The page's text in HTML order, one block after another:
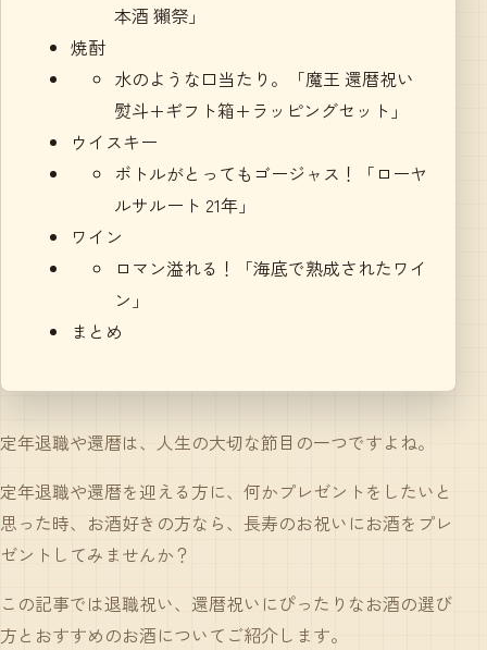
本酒 獺祭」
焼酎
水のような口当たり。「魔王 還暦祝い
熨斗+ギフト箱+ラッピングセット」
ウイスキー
ボトルがとってもゴージャス！「ローヤ
ルサルート 21年」
ワイン
ロマン溢れる！「海底で熟成されたワイ
ン」
まとめ
定年退職や還暦は、人生の大切な節目の一つですよね。
定年退職や還暦を迎える方に、何かプレゼントをしたいと
思った時、お酒好きの方なら、 長寿のお祝い にお酒をプレ
ゼントしてみませんか？
この記事では退職祝い、還暦祝いにぴったりなお酒の選び
方とおすすめのお酒についてご紹介します。